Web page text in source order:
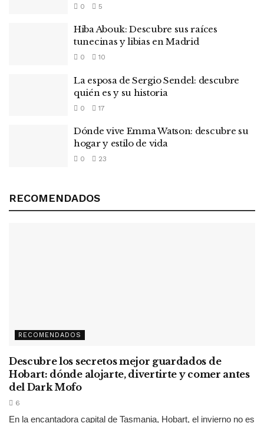
0 5
Hiba Abouk: Descubre sus raíces
tunecinas y libias en Madrid
0 10
La esposa de Sergio Sendel: descubre
quién es y su historia
0 17
Dónde vive Emma Watson: descubre su
hogar y estilo de vida
0 23
RECOMENDADOS
RECOMENDADOS
Descubre los secretos mejor guardados de
Hobart: dónde alojarte, divertirte y comer antes
del Dark Mofo
6
En la encantadora capital de Tasmania, Hobart, el invierno no es